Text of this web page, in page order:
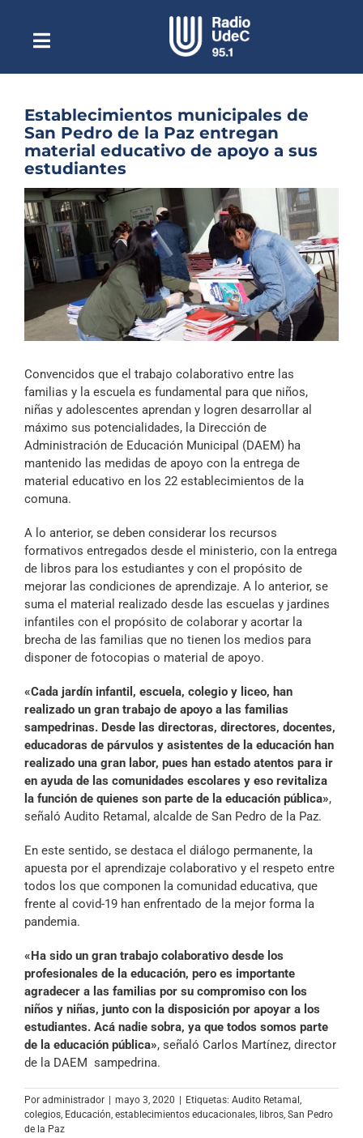
contenidoToggle
NavigationEscuchar Radio UdeC en vivo
Quiénes Somos
Programación
Noticias
Reportajes
Columnas
Música Clásica
Especiales
Archivo Sonoro
Establecimientos municipales de
San Pedro de la Paz entregan
material educativo de apoyo a sus
estudiantes
Ver
imagen
más
grande
Convencidos que el trabajo colaborativo entre las
familias y la escuela es fundamental para que niños,
niñas y adolescentes aprendan y logren desarrollar al
máximo sus potencialidades, la Dirección de
Administración de Educación Municipal (DAEM) ha
mantenido las medidas de apoyo con la entrega de
material educativo en los 22 establecimientos de la
comuna.
A lo anterior, se deben considerar los recursos
formativos entregados desde el ministerio, con la entrega
de libros para los estudiantes y con el propósito de
mejorar las condiciones de aprendizaje. A lo anterior, se
suma el material realizado desde las escuelas y jardines
infantiles con el propósito de colaborar y acortar la
brecha de las familias que no tienen los medios para
disponer de fotocopias o material de apoyo.
«Cada jardín infantil, escuela, colegio y liceo, han
realizado un gran trabajo de apoyo a las familias
sampedrinas. Desde las directoras, directores, docentes,
educadoras de párvulos y asistentes de la educación han
realizado una gran labor, pues han estado atentos para ir
en ayuda de las comunidades escolares y eso revitaliza
la función de quienes son parte de la educación pública»,
señaló Audito Retamal, alcalde de San Pedro de la Paz.
En este sentido, se destaca el diálogo permanente, la
apuesta por el aprendizaje colaborativo y el respeto entre
todos los que componen la comunidad educativa, que
frente al covid-19 han enfrentado de la mejor forma la
pandemia.
«Ha sido un gran trabajo colaborativo desde los
profesionales de la educación, pero es importante
agradecer a las familias por su compromiso con los
niños y niñas, junto con la disposición por apoyar a los
estudiantes. Acá nadie sobra, ya que todos somos parte
de la educación pública», señaló Carlos Martínez, director
de la DAEM sampedrina.
Por administrador mayo 3, 2020 Etiquetas: Audito Retamal ,
colegios, Educación, establecimientos educacionales, libros, San Pedro
de la Paz